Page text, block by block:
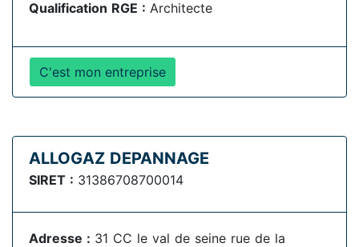
Qualification RGE : Architecte
C'est mon entreprise
ALLOGAZ DEPANNAGE
SIRET : 31386708700014
Adresse : 31 CC le val de seine rue de la